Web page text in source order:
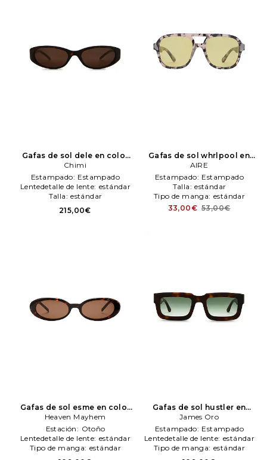
Gafas de sol dele en color
Chocolate Chimi
Chimi
Estampado: Estampado
Lentedetalle de lente: estándar
Talla: estándar
215,00€
Gafas de sol whrlpool en
color negro
AIRE
Estampado: Estampado
Talla: estándar
Tipo de manga: estándar
33,00€ 53,00€
Gafas de sol esme en color
marrón Heaven Mayhem
Heaven Mayhem
Estación: Otoño
Lentedetalle de lente: estándar
Tipo de manga: estándar
Gafas de sol hustler en
color marrón James Oro
James Oro
Estampado: Estampado
Lentedetalle de lente: estándar
Tipo de manga: estándar